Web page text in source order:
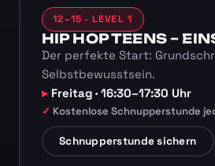
12–15 · LEVEL 1
HIP HOP TEENS –
Der perfekte Start:
Selbstbewusstsein.
Freitag · 16:30–17:30 Uhr
Kostenlose Schnupperstunde
Schnupperstunde sichern